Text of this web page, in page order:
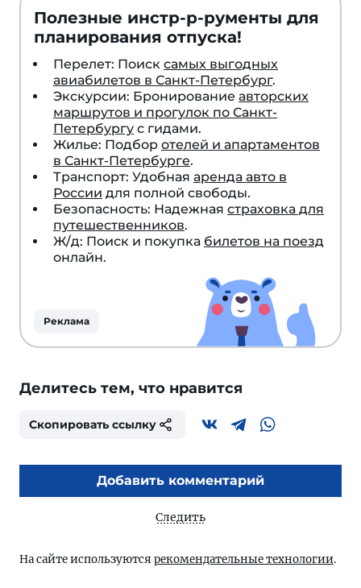
Полезные инстр-р-рументы для
планирования отпуска!
Перелет: Поиск самых выгодных
авиабилетов в Санкт-Петербург.
Экскурсии: Бронирование авторских
маршрутов и прогулок по Санкт-
Петербургу с гидами.
Жилье: Подбор отелей и апартаментов
в Санкт-Петербурге.
Транспорт: Удобная аренда авто в
России для полной свободы.
Безопасность: Надежная страховка для
путешественников.
Ж/д: Поиск и покупка билетов на поезд
онлайн.
Реклама
Делитесь тем, что нравится
Скопировать ссылку
Добавить комментарий
Следить
На сайте используются рекомендательные технологии.